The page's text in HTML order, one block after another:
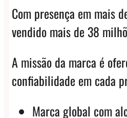
Com presença em mais
vendido mais de 38
A missão da marca é
confiabilidade em cada
Marca global com